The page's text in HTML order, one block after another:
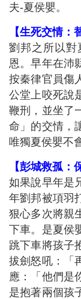
夫-夏侯嬰。
【生死交情：
劉邦之所以對
恩。早年在沛
按秦律官員傷
公堂上咬死說
鞭刑，並坐了
命」的交情，
唯獨夏侯嬰不
【彭城救孤：
如果說早年是
年劉邦被項羽
狠心多次將親
下車。是夏侯
跳下車將孩子
拔劍怒吼：「
應：「他們是
是抱著兩個孩